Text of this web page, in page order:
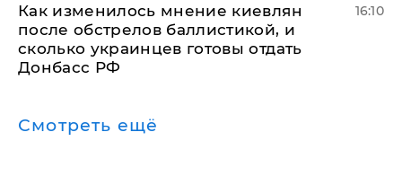
Как изменилось мнение киевлян
после обстрелов баллистикой, и
сколько украинцев готовы отдать
Донбасс РФ
16:10
Смотреть ещё